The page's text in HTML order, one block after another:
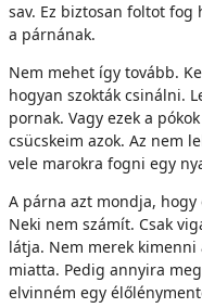
sav. Ez biztosan foltot
a párnának.
Nem mehet így tovább.
hogyan szokták csinálni.
pornak. Vagy ezek a
csücskeim azok. Az nem
vele marokra fogni egy
A párna azt mondja,
Neki nem számít. Csak
látja. Nem merek
miatta. Pedig annyira
elvinném egy